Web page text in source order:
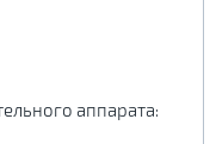
аппарата: